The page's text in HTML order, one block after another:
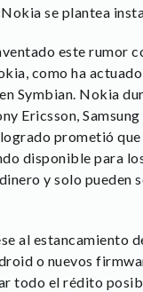
se plantea
este rumor
como ha
Symbian. Nokia
Ericsson,
prometió
disponible para
y solo pueden
al estancamiento
o nuevos
todo el rédito